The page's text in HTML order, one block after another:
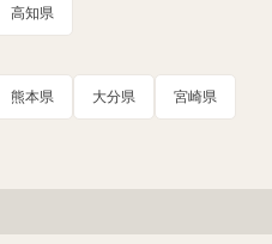
高知県
熊本県 大分県 宮崎県